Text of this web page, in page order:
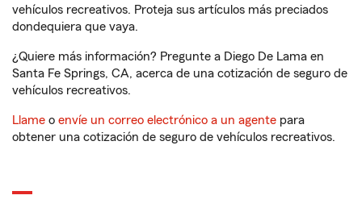
vehículos recreativos. Proteja sus artículos más preciados
dondequiera que vaya.
¿Quiere más información? Pregunte a Diego De Lama en
Santa Fe Springs, CA, acerca de una cotización de seguro de
vehículos recreativos.
Llame o envíe un correo electrónico a un agente para
obtener una cotización de seguro de vehículos recreativos.